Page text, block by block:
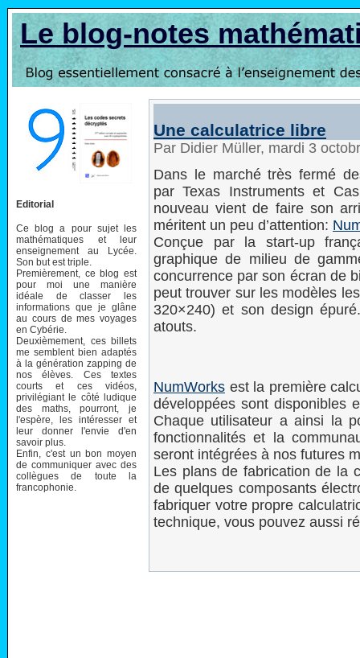
Le blog-notes
Editorial
Ce blog a pour sujet les
mathématiques et leur
enseignement au Lycée.
Son but est triple.
Premièrement, ce blog est
pour moi une manière
idéale de classer les
informations que je glâne
au cours de mes voyages
en Cybérie.
Deuxièmement, ces billets
me semblent bien adaptés
à la génération zapping de
nos élèves. Ces textes
courts et ces vidéos,
privilégiant le côté ludique
des maths, pourront, je
l'espère, les intéresser et
leur donner l'envie d'en
savoir plus.
Enfin, c'est un bon moyen
de communiquer avec des
collègues de toute la
francophonie.
Une calculatrice libre
Par Didier Müller, mardi 3
Dans le marché très fermé
par Texas Instruments et
nouveau vient de faire son
méritent un peu d’attention:
Conçue par la start-up
graphique de milieu de
concurrence par son écran de
peut trouver sur les modèles
320×240) et son design
atouts.
NumWorks est la première
développées sont disponibles
Chaque utilisateur a ainsi la
fonctionnalités et la
seront intégrées à nos futures
Les plans de fabrication de la
de quelques composants
fabriquer votre propre
technique, vous pouvez aussi